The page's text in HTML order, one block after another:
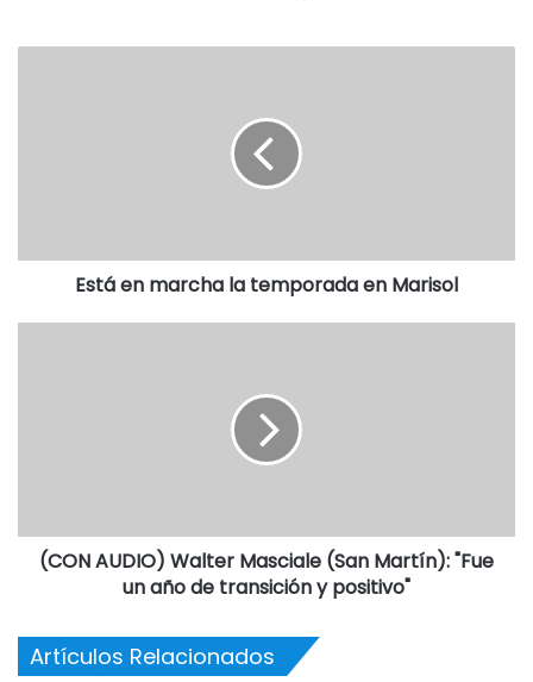
Lizarrondo dijo que toda la obra pública iniciada por la
mal tiempo.
están haciendo en lugares estratégicos”, subrayó.
En la entrevista, también dejó algunas definiciones
planteando sus reparos sobre las PASO.
Está en marcha la temporada en Marisol
(CON AUDIO) Walter Masciale (San Martín): "Fue
un año de transición y positivo"
Artículos Relacionados